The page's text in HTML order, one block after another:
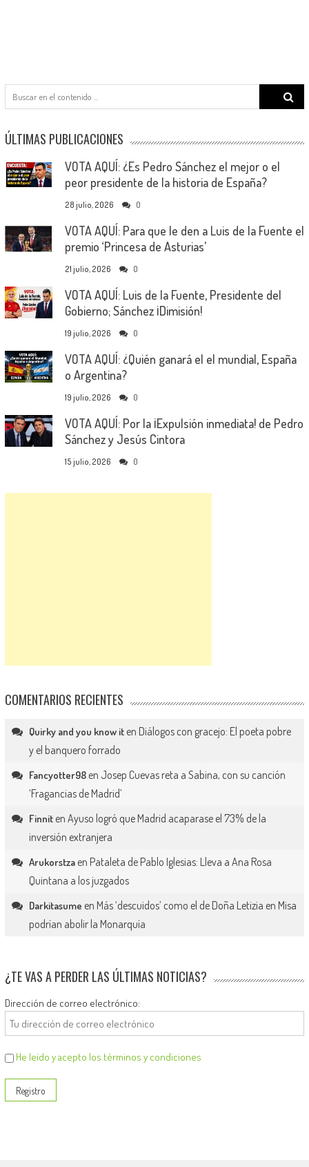
Search
for:
ÚLTIMAS PUBLICACIONES
VOTA AQUÍ: ¿Es Pedro Sánchez el mejor o el
peor presidente de la historia de España?
28 julio, 2026 0
VOTA AQUÍ: Para que le den a Luis de la Fuente el
premio ‘Princesa de Asturias’
21 julio, 2026 0
VOTA AQUÍ: Luis de la Fuente, Presidente del
Gobierno; Sánchez ¡Dimisión!
19 julio, 2026 0
VOTA AQUÍ: ¿Quién ganará el el mundial, España
o Argentina?
19 julio, 2026 0
VOTA AQUÍ: Por la ¡Expulsión inmediata! de Pedro
Sánchez y Jesús Cintora
15 julio, 2026 0
COMENTARIOS RECIENTES
Quirky and you know iten Diálogos con gracejo: El poeta pobre
y el banquero forrado
Fancyotter98en Josep Cuevas reta a Sabina, con su canción
‘Fragancias de Madrid’
Finniten Ayuso logró que Madrid acaparase el 73% de la
inversión extranjera
Arukorstzaen Pataleta de Pablo Iglesias: Lleva a Ana Rosa
Quintana a los juzgados
Darkitasume en Más ‘descuidos’ como el de Doña Letizia en Misa
podrían abolir la Monarquía
¿TE VAS A PERDER LAS ÚLTIMAS NOTICIAS?
Dirección de correo electrónico:
He leído y acepto los términos y condiciones